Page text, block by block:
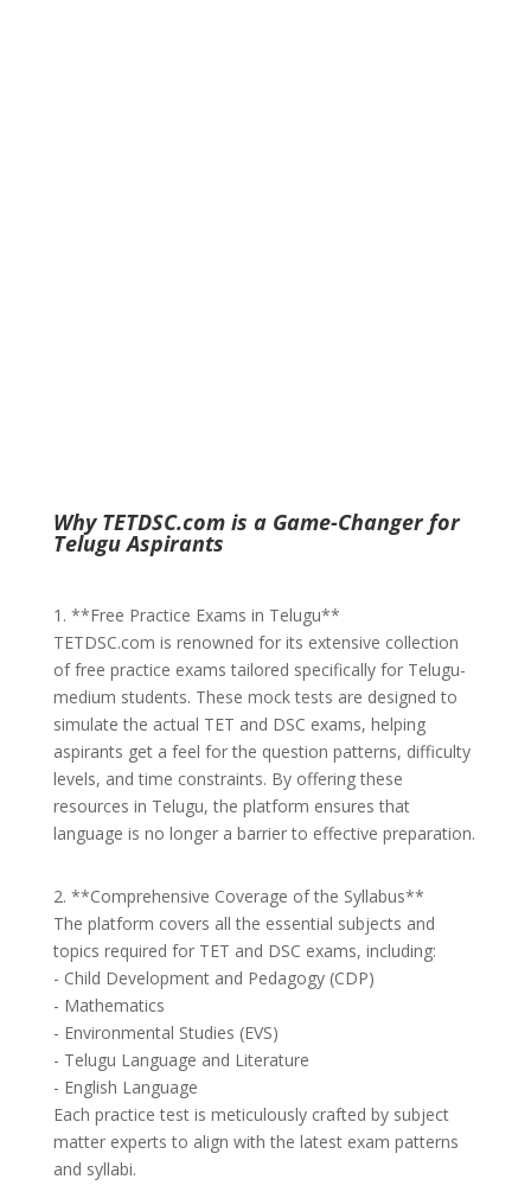
Why TETDSC.com is a Game-Changer for
Telugu Aspirants
1. **Free Practice Exams in Telugu**
TETDSC.com is renowned for its extensive collection
of free practice exams tailored specifically for Telugu-
medium students. These mock tests are designed to
simulate the actual TET and DSC exams, helping
aspirants get a feel for the question patterns, difficulty
levels, and time constraints. By offering these
resources in Telugu, the platform ensures that
language is no longer a barrier to effective preparation.
2. **Comprehensive Coverage of the Syllabus**
The platform covers all the essential subjects and
topics required for TET and DSC exams, including:
- Child Development and Pedagogy (CDP)
- Mathematics
- Environmental Studies (EVS)
- Telugu Language and Literature
- English Language
Each practice test is meticulously crafted by subject
matter experts to align with the latest exam patterns
and syllabi.